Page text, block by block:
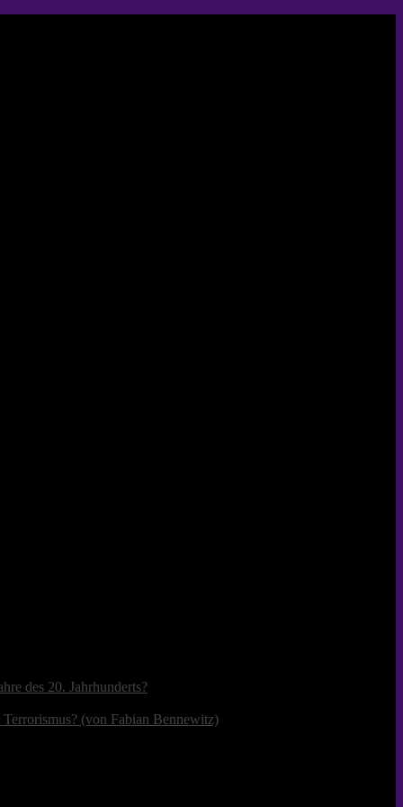
des 20. Jahrhunderts?
(von Fabian Bennewitz)